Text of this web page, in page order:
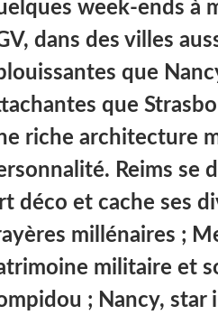
week-ends à
dans des villes
que
que
riche architecture
Reims se
déco et cache ses
millénaires ;
militaire et
; Nancy, star